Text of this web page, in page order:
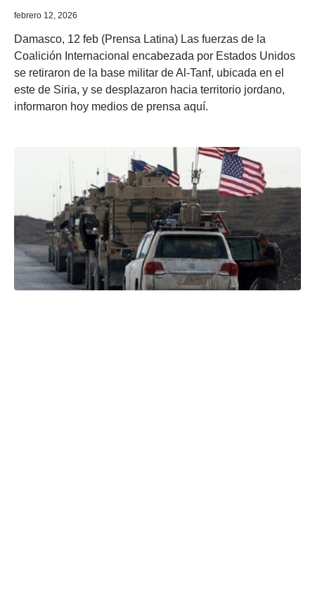
febrero 12, 2026
Damasco, 12 feb (Prensa Latina) Las fuerzas de la
Coalición Internacional encabezada por Estados Unidos
se retiraron de la base militar de Al-Tanf, ubicada en el
este de Siria, y se desplazaron hacia territorio jordano,
informaron hoy medios de prensa aquí.